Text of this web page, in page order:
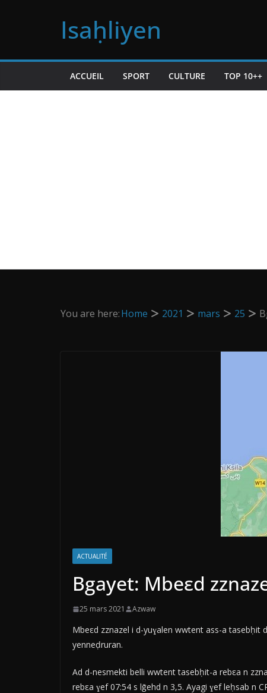
Isaḥliyen
ACCUEIL SPORT CULTURE TOP 10++
You are here:Home 2021 mars 25
ACTUALITÉ
Bgayet: Mbeεd
25 mars 2021 Azwaw
Mbeεd zznazel i d-yuɣalen wwtent ass-a tasebḥit
yenneḍruran.
Ad d-nesmekti belli wwtent tasebḥit-a rebεa n
rebεa ɣef 07:54 s lǧehd n 3,5. Ayagi ɣef leḥsab n